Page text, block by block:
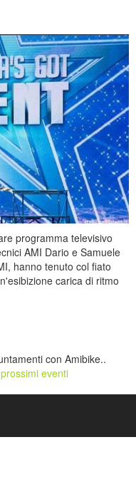
programma televisivo
AMI Dario e Samuele
hanno tenuto col fiato
carica di ritmo
con Amibike..
eventi